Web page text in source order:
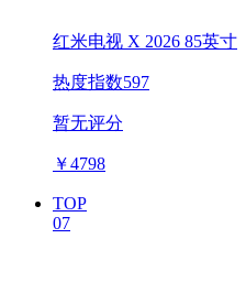
红米电视 X 2026 85英寸
热度指数597
暂无评分
￥4798
TOP
07